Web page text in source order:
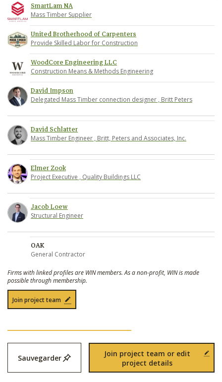
SmartLam NA
Mass Timber Supplier
United Brotherhood of Carpenters
Provide Skilled Labor for Construction
WoodCore Engineering LLC
Construction Means & Methods Engineering
David Impson
Delegated Mass Timber connection designer , Britt Peters
David Schlatter
Mass Timber Engineer , Britt, Peters and Associates, Inc.
Elmer Zook
Project Executive , Quality Buildings LLC
Jacob Loew
Structural Engineer
OAK
General Contractor
Firms with linked profiles are WIN members. As a non-profit, WIN is made
possible through membership.
Join project team
Sauvegarder
Join project team or edit
project details